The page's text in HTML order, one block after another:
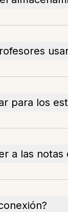
para los
a las notas